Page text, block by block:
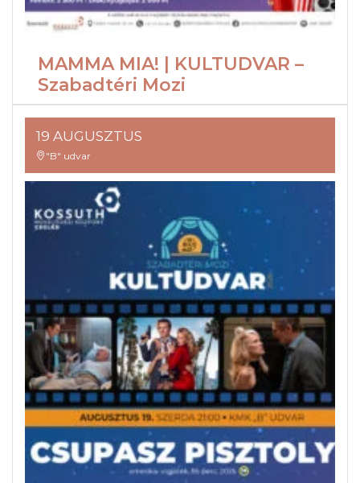
MAMMA MIA! | KULTUDVAR –
Szabadtéri Mozi
19 AUGUSZTUS
"B" udvar